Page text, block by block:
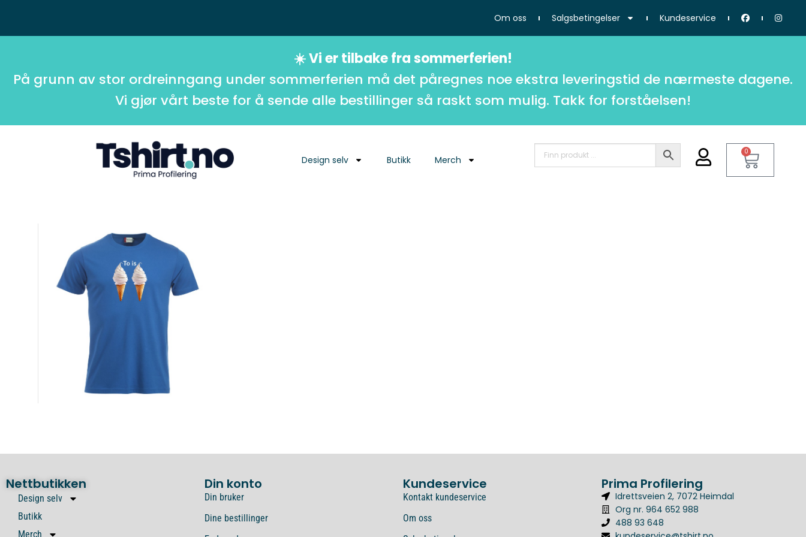
Om oss Salgsbetingelser Kundeservice
☀️ Vi er tilbake fra sommerferien!
På grunn av stor ordreinngang under sommerferien må det påregnes noe ekstra leveringstid de nærmeste dagene.
Vi gjør vårt beste for å sende alle bestillinger så raskt som mulig. Takk for forståelsen!
Design selv Butikk Merch
0
Nettbutikken Din konto Kundeservice Prima Profilering
Design selv
Butikk
Merch
Din bruker
Dine bestillinger
Kontakt kundeservice
Om oss
Idrettsveien 2, 7072 Heimdal
Org nr. 964 652 988
488 93 648